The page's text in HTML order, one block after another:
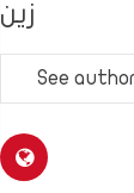
زين
See